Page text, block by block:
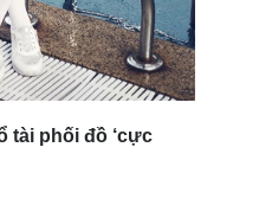
tài phối đồ ‘cực